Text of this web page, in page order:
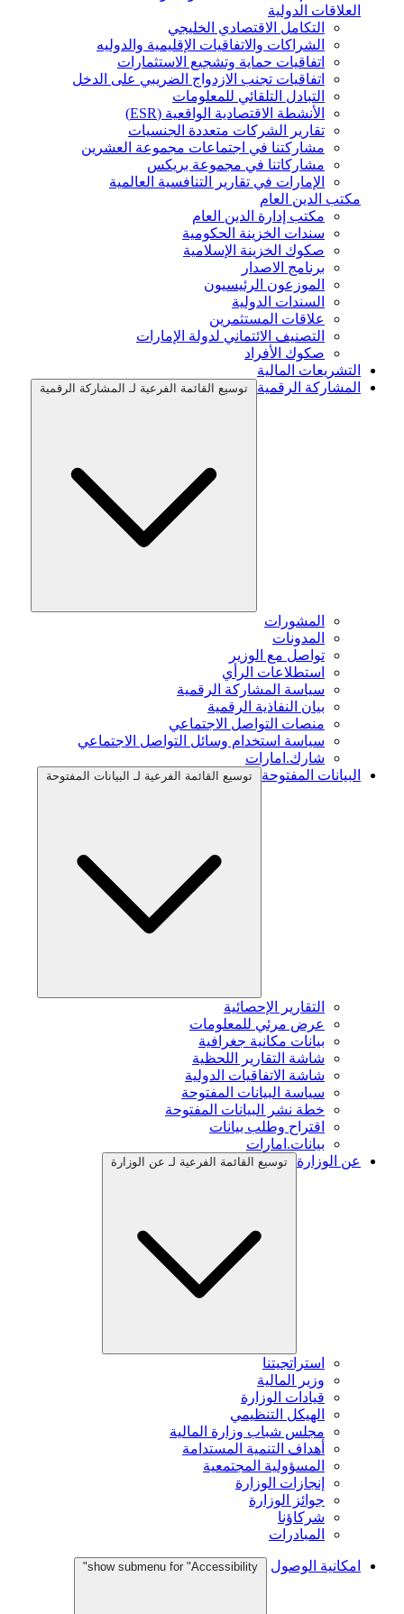
العلاقات الدولية
التكامل الاقتصادي الخليجي
الشراكات والاتفاقيات الإقليمية والدوليه
اتفاقيات حماية وتشجيع الاستثمارات
اتفاقيات تجنب الازدواج الضريبي على الدخل
التبادل التلقائي للمعلومات
الأنشطة الاقتصادية الواقعية (ESR)
تقارير الشركات متعددة الجنسيات
مشاركتنا في اجتماعات مجموعة العشرين
مشاركاتنا في مجموعة بريكس
الإمارات في تقارير التنافسية العالمية
مكتب الدين العام
مكتب إدارة الدين العام
سندات الخزينة الحكومية
صكوك الخزينة الإسلامية
برنامج الاصدار
الموزعون الرئيسيون
السندات الدولية
علاقات المستثمرين
التصنيف الائتماني لدولة الإمارات
صكوك الأفراد
التشريعات المالية
المشاركة الرقمية
توسيع القائمة الفرعية لـ المشاركة الرقمية
المشورات
المدونات
تواصل مع الوزير
استطلاعات الرأي
سياسة المشاركة الرقمية
بيان النفاذية الرقمية
منصات التواصل الاجتماعي
سياسة استخدام وسائل التواصل الاجتماعي
شارك.امارات
البيانات المفتوحة
توسيع القائمة الفرعية لـ البيانات المفتوحة
التقارير الإحصائية
عرض مرئي للمعلومات
بيانات مكانية جغرافية
شاشة التقارير اللحظية
شاشة الاتفاقيات الدولية
سياسة البيانات المفتوحة
خطة نشر البيانات المفتوحة
اقتراح وطلب بيانات
بيانات.امارات
عن الوزارة
توسيع القائمة الفرعية لـ عن الوزارة
استراتجيتنا
وزير المالية
قيادات الوزارة
الهيكل التنظيمي
مجلس شباب وزارة المالية
أهداف التنمية المستدامة
المسؤولية المجتمعية
إنجازات الوزارة
جوائز الوزارة
شركاؤنا
المبادرات
امكانية الوصول show submenu for "Accessibility"